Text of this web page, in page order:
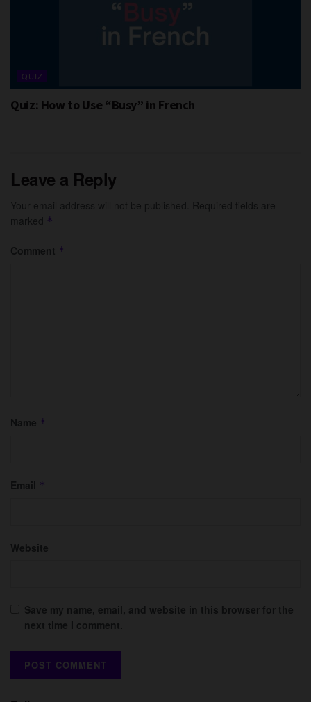
QUIZ
Quiz: How to Use “Busy” in French
Leave a Reply
Your email address will not be published.
Required fields are
marked
*
Comment *
Name *
Email *
Website
Save my name, email, and website in this browser for the
next time I comment.